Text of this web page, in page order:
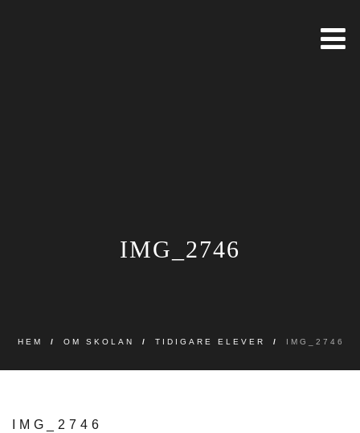
IMG_2746
HEM / OM SKOLAN / TIDIGARE ELEVER / IMG_2746
IMG_2746